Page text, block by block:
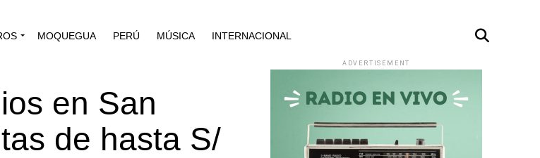
MOQUEGUA PERÚ MÚSICA INTERNACIONAL
en San
de hasta S/
ADVERTISEMENT